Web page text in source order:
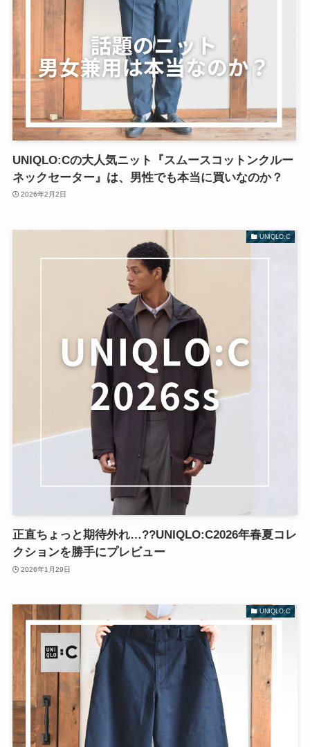
UNIQLO:Cの大人気ニット『スムースコットンクルー
ネックセーター』は、男性でも本当に買いなのか？
2026年2月2日
UNIQLO:C
正直ちょっと期待外れ…??UNIQLO:C2026年春夏コレ
クションを勝手にプレビュー
2026年1月29日
UNIQLO:C